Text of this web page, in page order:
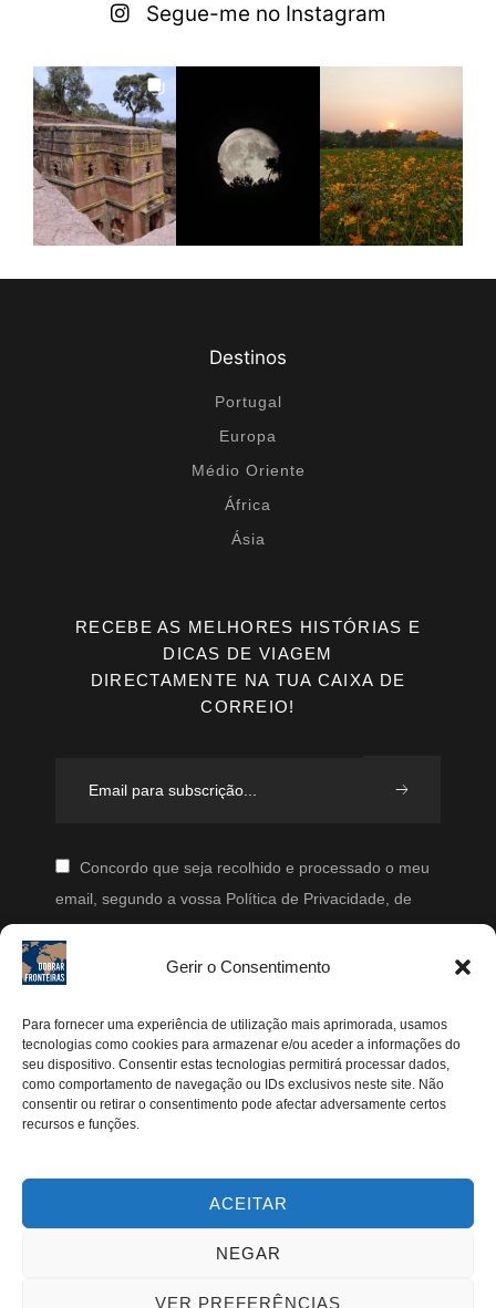
Gerir o Consentimento
Para fornecer uma experiência de utilização mais aprimorada, usamos
tecnologias como cookies para armazenar e/ou aceder a informações do
seu dispositivo. Consentir estas tecnologias permitirá processar dados,
como comportamento de navegação ou IDs exclusivos neste site. Não
consentir ou retirar o consentimento pode afectar adversamente certos
recursos e funções.
ACEITAR
NEGAR
VER PREFERÊNCIAS
Segue-me no Instagram
Destinos
Portugal
Europa
Médio Oriente
África
Ásia
RECEBE AS MELHORES HISTÓRIAS E
DICAS DE VIAGEM
DIRECTAMENTE NA TUA CAIXA DE
CORREIO!
Concordo que seja recolhido e processado o meu
email, segundo a vossa Política de Privacidade, de
modo a que posteriormente possam enviar-me emails
periodicamente.
Segue-me
Instagram
Pinterest
Youtube